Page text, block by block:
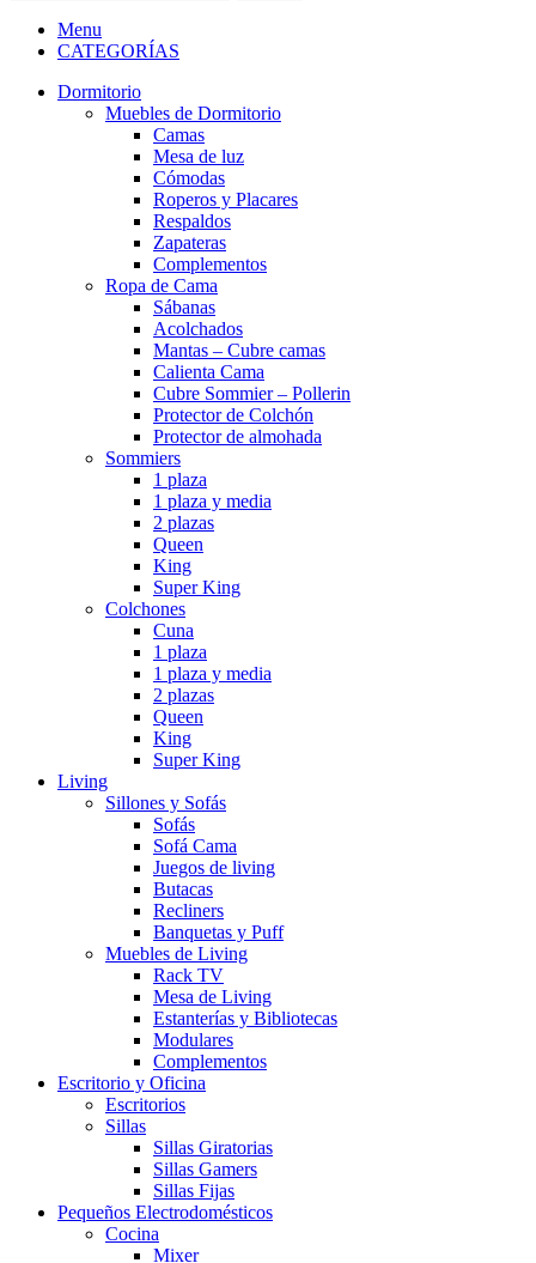
Menu
CATEGORÍAS
Dormitorio
Muebles de Dormitorio
Camas
Mesa de luz
Cómodas
Roperos y Placares
Respaldos
Zapateras
Complementos
Ropa de Cama
Sábanas
Acolchados
Mantas – Cubre camas
Calienta Cama
Cubre Sommier – Pollerin
Protector de Colchón
Protector de almohada
Sommiers
1 plaza
1 plaza y media
2 plazas
Queen
King
Super King
Colchones
Cuna
1 plaza
1 plaza y media
2 plazas
Queen
King
Super King
Living
Sillones y Sofás
Sofás
Sofá Cama
Juegos de living
Butacas
Recliners
Banquetas y Puff
Muebles de Living
Rack TV
Mesa de Living
Estanterías y Bibliotecas
Modulares
Complementos
Escritorio y Oficina
Escritorios
Sillas
Sillas Giratorias
Sillas Gamers
Sillas Fijas
Pequeños Electrodomésticos
Cocina
Mixer